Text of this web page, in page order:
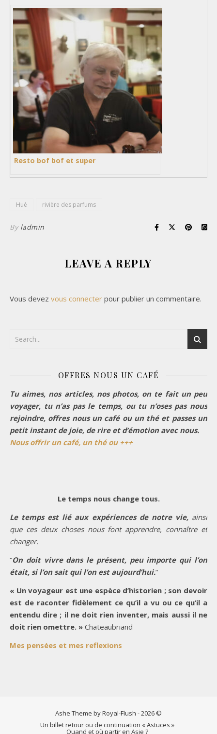
Resto bof bof et super
Hué rivière des parfums
By ladmin
LEAVE A REPLY
Vous devez vous connecter pour publier un commentaire.
OFFRES NOUS UN CAFÉ
Tu aimes, nos articles, nos photos, on te fait un peu
voyager, tu n’as pas le temps, ou tu n’oses pas nous
rejoindre, offres nous un café ou un thé et passes un
petit instant de joie, de rire et d’émotion avec nous.
Nous offrir un café, un thé ou +++
Le temps nous change tous.
Le temps est lié aux expériences de notre vie, ainsi
que ces deux choses nous font apprendre, connaître et
changer.
“On doit vivre dans le présent, peu importe qui l’on
était, si l’on sait qui l’on est aujourd’hui.”
« Un voyageur est une espèce d’historien ; son devoir
est de raconter fidèlement ce qu’il a vu ou ce qu’il a
entendu dire ; il ne doit rien inventer, mais aussi il ne
doit rien omettre. » Chateaubriand
Mes pensées et mes reflexions
Ashe Theme by Royal-Flush - 2026 ©
Un billet retour ou de continuation « Astuces »
Quand et où partir en Asie ?